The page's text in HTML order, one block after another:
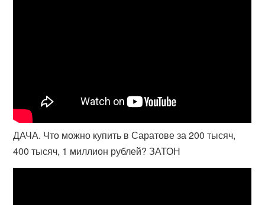
ДАЧА. Что можно купить в Саратове за 200 тысяч,
400 тысяч, 1 миллион рублей? ЗАТОН